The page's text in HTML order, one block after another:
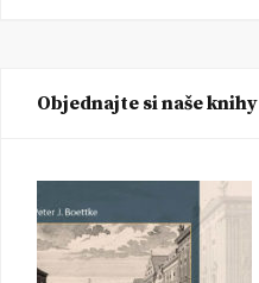
Objednajte si naše knihy